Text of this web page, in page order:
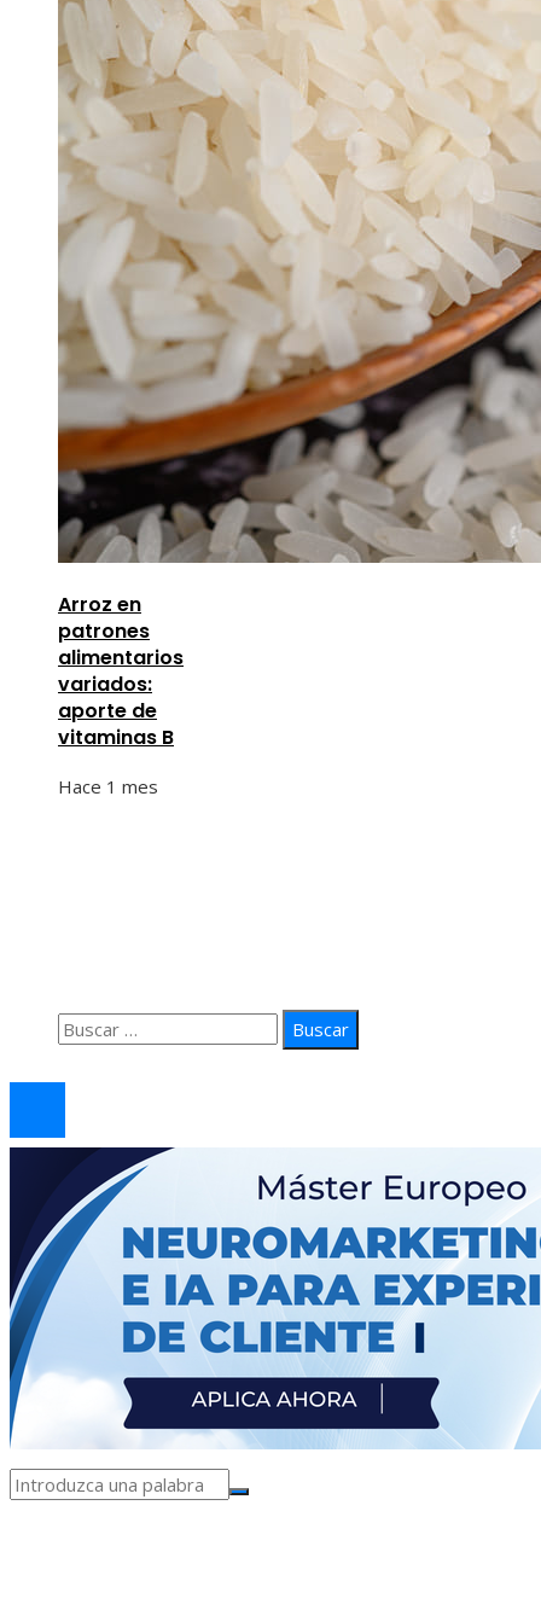
Arroz en
patrones
alimentarios
variados:
aporte de
vitaminas B
Hace 1 mes
Buscar: